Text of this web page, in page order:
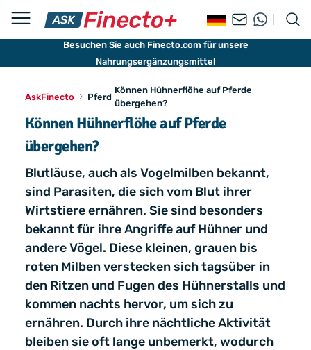
Besuchen Sie auch Finecto.com für unsere
Nahrungsergänzungsmittel
AskFinecto Pferd
Können Hühnerflöhe auf Pferde
übergehen?
Können Hühnerflöhe auf Pferde
übergehen?
Blutläuse, auch als Vogelmilben bekannt,
sind Parasiten, die sich vom Blut ihrer
Wirtstiere ernähren. Sie sind besonders
bekannt für ihre Angriffe auf Hühner und
andere Vögel. Diese kleinen, grauen bis
roten Milben verstecken sich tagsüber in
den Ritzen und Fugen des Hühnerstalls und
kommen nachts hervor, um sich zu
ernähren. Durch ihre nächtliche Aktivität
bleiben sie oft lange unbemerkt, wodurch